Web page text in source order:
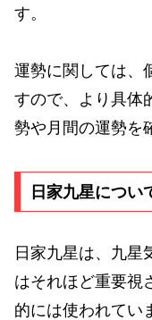
す。
運勢に関しては、
すので、より具体
勢や月間の運勢を
日家九星につい
日家九星は、九星
はそれほど重要視
的には使われてい